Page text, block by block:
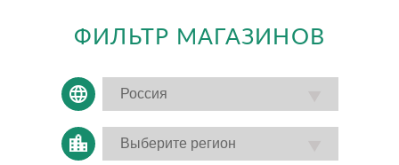
ФИЛЬТР МАГАЗИНОВ